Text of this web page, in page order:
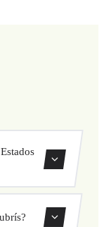
traslados en
y destino